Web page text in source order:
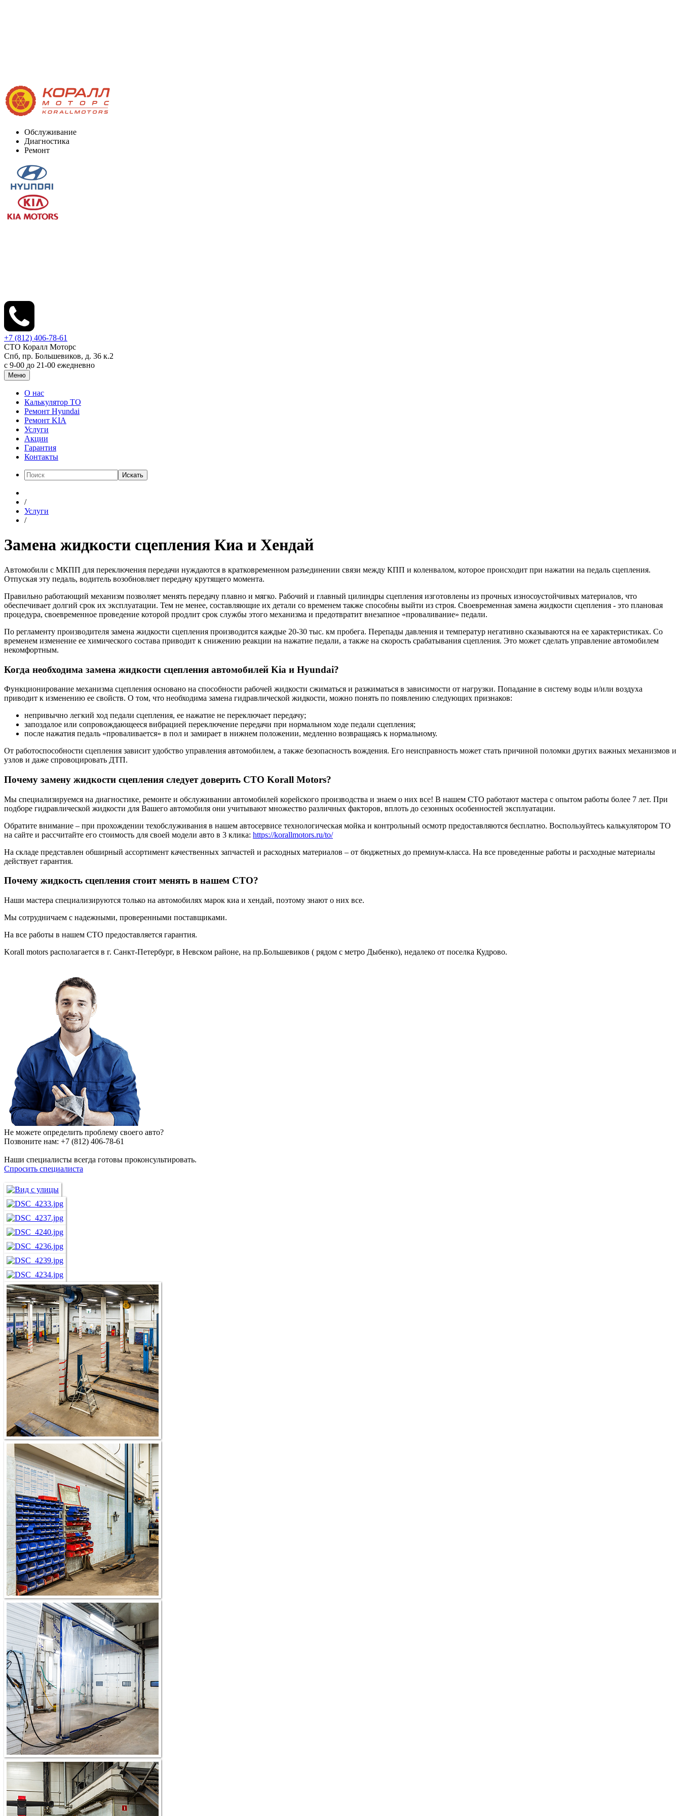
Обслуживание
Диагностика
Ремонт
+7 (812) 406-78-61
СТО Коралл Моторс
Спб, пр. Большевиков, д. 36 к.2
с 9-00 до 21-00 ежедневно
Меню
О нас
Калькулятор ТО
Ремонт Hyundai
Ремонт KIA
Услуги
Акции
Гарантия
Контакты
Искать
/
Услуги
/
Замена жидкости сцепления Киа и Хендай
Автомобили с МКПП для переключения передачи нуждаются в кратковременном разъединении связи между КПП и коленвалом, которое происходит при нажатии на педаль сцепления.
Отпуская эту педаль, водитель возобновляет передачу крутящего момента.
Правильно работающий механизм позволяет менять передачу плавно и мягко. Рабочий и главный цилиндры сцепления изготовлены из прочных износоустойчивых материалов, что
обеспечивает долгий срок их эксплуатации. Тем не менее, составляющие их детали со временем также способны выйти из строя. Своевременная замена жидкости сцепления - это плановая
процедура, своевременное проведение которой продлит срок службы этого механизма и предотвратит внезапное «проваливание» педали.
По регламенту производителя замена жидкости сцепления производится каждые 20-30 тыс. км пробега. Перепады давления и температур негативно сказываются на ее характеристиках. Со
временем изменение ее химического состава приводит к снижению реакции на нажатие педали, а также на скорость срабатывания сцепления. Это может сделать управление автомобилем
некомфортным.
Когда необходима замена жидкости сцепления автомобилей Kia и Hyundai?
Функционирование механизма сцепления основано на способности рабочей жидкости сжиматься и разжиматься в зависимости от нагрузки. Попадание в систему воды и/или воздуха
приводит к изменению ее свойств. О том, что необходима замена гидравлической жидкости, можно понять по появлению следующих признаков:
непривычно легкий ход педали сцепления, ее нажатие не переключает передачу;
запоздалое или сопровождающееся вибрацией переключение передачи при нормальном ходе педали сцепления;
после нажатия педаль «проваливается» в пол и замирает в нижнем положении, медленно возвращаясь к нормальному.
От работоспособности сцепления зависит удобство управления автомобилем, а также безопасность вождения. Его неисправность может стать причиной поломки других важных механизмов и
узлов и даже спровоцировать ДТП.
Почему замену жидкости сцепления следует доверить СТО Korall Motors?
Мы специализируемся на диагностике, ремонте и обслуживании автомобилей корейского производства и знаем о них все! В нашем СТО работают мастера с опытом работы более 7 лет. При
подборе гидравлической жидкости для Вашего автомобиля они учитывают множество различных факторов, вплоть до сезонных особенностей эксплуатации.
Обратите внимание – при прохождении техобслуживания в нашем автосервисе технологическая мойка и контрольный осмотр предоставляются бесплатно. Воспользуйтесь калькулятором ТО
на сайте и рассчитайте его стоимость для своей модели авто в 3 клика: https://korallmotors.ru/to/
На складе представлен обширный ассортимент качественных запчастей и расходных материалов – от бюджетных до премиум-класса. На все проведенные работы и расходные материалы
действует гарантия.
Почему жидкость сцепления стоит менять в нашем СТО?
Наши мастера специализируются только на автомобилях марок киа и хендай, поэтому знают о них все.
Мы сотрудничаем с надежными, проверенными поставщиками.
На все работы в нашем СТО предоставляется гарантия.
Korall motors располагается в г. Санкт-Петербург, в Невском районе, на пр.Большевиков ( рядом с метро Дыбенко), недалеко от поселка Кудрово.
Не можете определить проблему своего авто?
Позвоните нам: +7 (812) 406-78-61
Наши специалисты всегда готовы проконсультировать.
Спросить специалиста